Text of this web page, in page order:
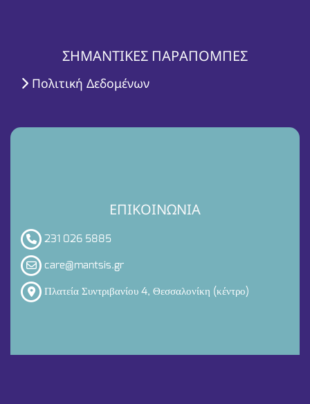
ΣΗΜΑΝΤΙΚΕΣ ΠΑΡΑΠΟΜΠΕΣ
Πολιτική Δεδομένων
ΕΠΙΚΟΙΝΩΝΙΑ
231 026 5885
care@mantsis.gr
Πλατεία Συντριβανίου 4, Θεσσαλονίκη (κέντρο)